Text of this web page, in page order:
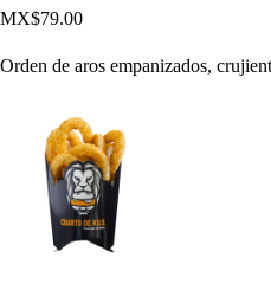
MX$79.00
Orden de aros empanizados,